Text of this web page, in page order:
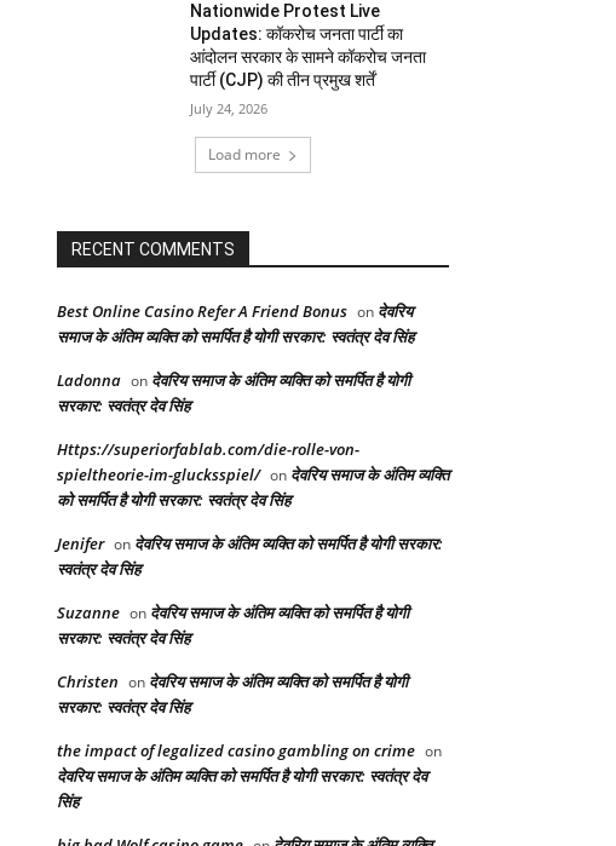
Nationwide Protest Live
Updates: कॉकरोच जनता पार्टी का
आंदोलन सरकार के सामने कॉकरोच जनता
पार्टी (CJP) की तीन प्रमुख शर्तें
July 24, 2026
Load more
RECENT COMMENTS
Best Online Casino Refer A Friend Bonus on देवरिय
समाज के अंतिम व्यक्ति को समर्पित है योगी सरकार: स्वतंत्र देव सिंह
Ladonna on देवरिय समाज के अंतिम व्यक्ति को समर्पित है योगी
सरकार: स्वतंत्र देव सिंह
Https://superiorfablab.com/die-rolle-von-
spieltheorie-im-glucksspiel/ on देवरिय समाज के अंतिम व्यक्ति
को समर्पित है योगी सरकार: स्वतंत्र देव सिंह
Jenifer on देवरिय समाज के अंतिम व्यक्ति को समर्पित है योगी सरकार:
स्वतंत्र देव सिंह
Suzanne on देवरिय समाज के अंतिम व्यक्ति को समर्पित है योगी
सरकार: स्वतंत्र देव सिंह
Christen on देवरिय समाज के अंतिम व्यक्ति को समर्पित है योगी
सरकार: स्वतंत्र देव सिंह
the impact of legalized casino gambling on crime on
देवरिय समाज के अंतिम व्यक्ति को समर्पित है योगी सरकार: स्वतंत्र देव
सिंह